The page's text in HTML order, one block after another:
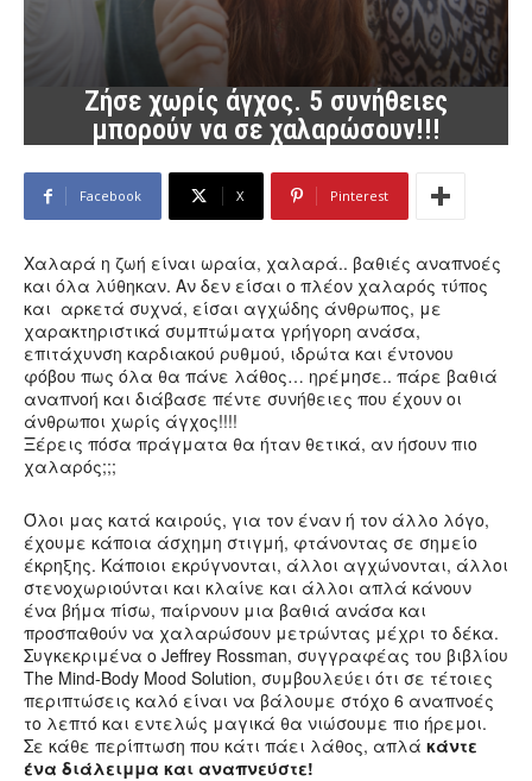
Ζήσε χωρίς άγχος. 5 συνήθειες
μπορούν να σε χαλαρώσουν!!!
Facebook X Pinterest
Χαλαρά η ζωή είναι ωραία, χαλαρά.. βαθιές αναπνοές
και όλα λύθηκαν. Αν δεν είσαι ο πλέον χαλαρός τύπος
και αρκετά συχνά, είσαι αγχώδης άνθρωπος, με
χαρακτηριστικά συμπτώματα γρήγορη ανάσα,
επιτάχυνση καρδιακού ρυθμού, ιδρώτα και έντονου
φόβου πως όλα θα πάνε λάθος… ηρέμησε.. πάρε βαθιά
αναπνοή και διάβασε πέντε συνήθειες που έχουν οι
άνθρωποι χωρίς άγχος!!!!
Ξέρεις πόσα πράγματα θα ήταν θετικά, αν ήσουν πιο
χαλαρός;;;
Όλοι μας κατά καιρούς, για τον έναν ή τον άλλο λόγο,
έχουμε κάποια άσχημη στιγμή, φτάνοντας σε σημείο
έκρηξης. Κάποιοι εκρύγνονται, άλλοι αγχώνονται, άλλοι
στενοχωριούνται και κλαίνε και άλλοι απλά κάνουν
ένα βήμα πίσω, παίρνουν μια βαθιά ανάσα και
προσπαθούν να χαλαρώσουν μετρώντας μέχρι το δέκα.
Συγκεκριμένα ο Jeffrey Rossman, συγγραφέας του βιβλίου
The Mind-Body Mood Solution, συμβουλεύει ότι σε τέτοιες
περιπτώσεις καλό είναι να βάλουμε στόχο 6 αναπνοές
το λεπτό και εντελώς μαγικά θα νιώσουμε πιο ήρεμοι.
Σε κάθε περίπτωση που κάτι πάει λάθος, απλά κάντε
ένα διάλειμμα και αναπνεύστε!